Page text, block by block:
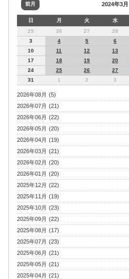
前月 2024年3月
日 月 火 水
25
26 27 28
3
4 5 6
10
11 12 13
17
18 19 20
24
25 26 27
31
1 2 3
2026年08月 (5)
2026年07月 (21)
2026年06月 (22)
2026年05月 (20)
2026年04月 (19)
2026年03月 (21)
2026年02月 (20)
2026年01月 (20)
2025年12月 (22)
2025年11月 (19)
2025年10月 (23)
2025年09月 (22)
2025年08月 (17)
2025年07月 (23)
2025年06月 (21)
2025年05月 (21)
2025年04月 (21)